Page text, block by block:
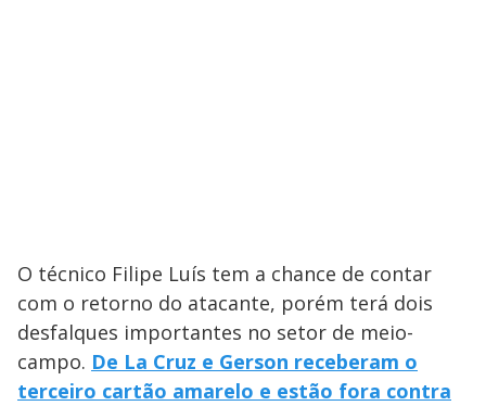
O técnico Filipe Luís tem a chance de contar
com o retorno do atacante, porém terá dois
desfalques importantes no setor de meio-
campo. De La Cruz e Gerson receberam o
terceiro cartão amarelo e estão fora contra